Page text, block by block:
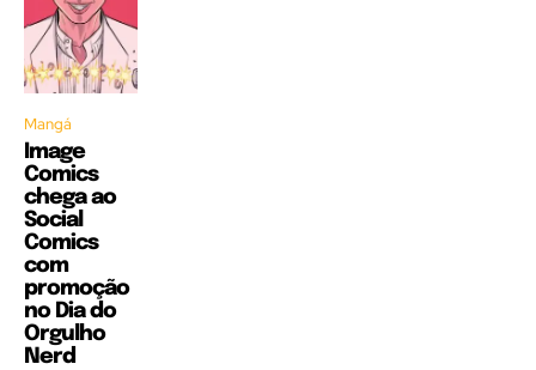
Mangá
Image
Comics
chega ao
Social
Comics
com
promoção
no Dia do
Orgulho
Nerd